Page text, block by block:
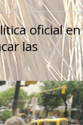
oficial en
las